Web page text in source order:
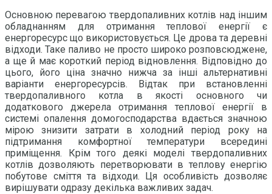
Основною перевагою твердопаливних котлів над іншим
обладнанням для отримання теплової енергії є
енергоресурс що використовується. Це дрова та деревні
відходи. Таке паливо не просто широко розповсюджене,
а ще й має короткий період відновлення. Відповідно до
цього, його ціна значно нижча за інші альтернативні
варіанти енергоресурсів. Відтак при встановленні
твердопаливного котла в якості основного чи
додаткового джерела отримання теплової енергії в
системі опалення домогосподарства вдається значною
мірою знизити затрати в холодний період року на
підтримання комфортної температури всередині
приміщення. Крім того деякі моделі твердопаливних
котлів дозволяють перетворювати в теплову енергію
побутове сміття та відходи. Ця особливість дозволяє
вирішувати одразу декілька важливих задач.